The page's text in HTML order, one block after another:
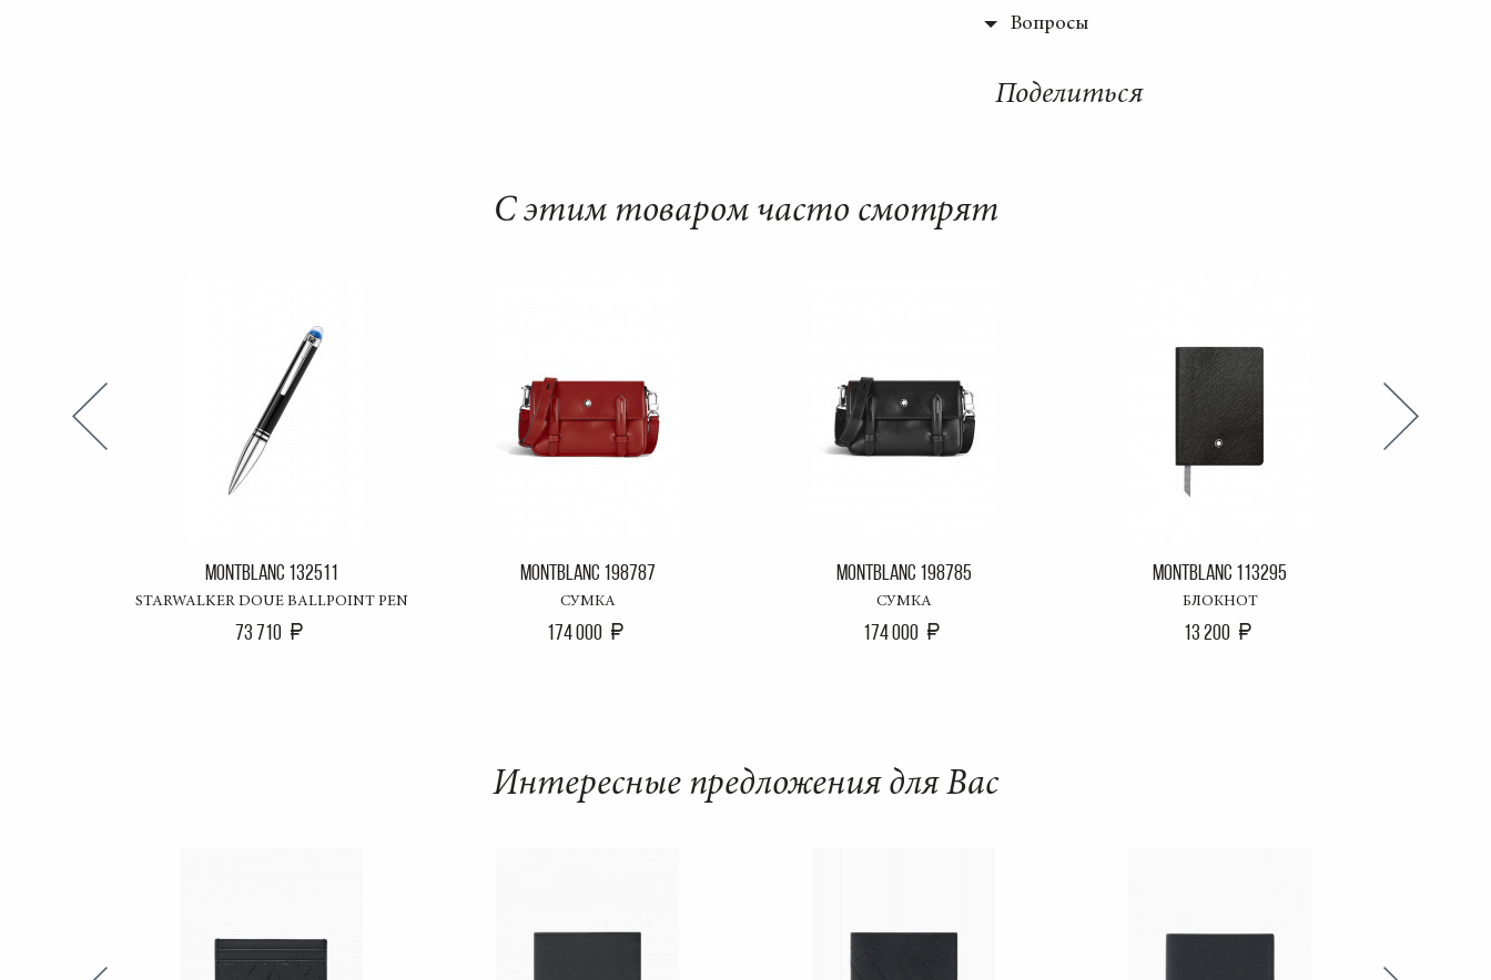
Вопросы
Поделиться
С этим товаром часто смотрят
MONTBLANC 132511
STARWALKER DOUE BALLPOINT PEN
73 710
MONTBLANC 198787
СУМКА
174 000
MONTBLANC 198785
СУМКА
174 000
MONTBLANC 113295
БЛОКНОТ
13 200
Интересные предложения для Вас